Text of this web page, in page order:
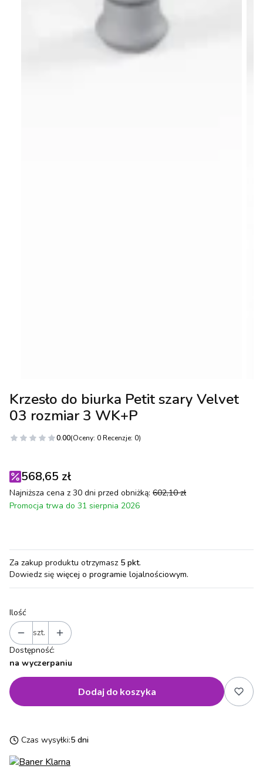
Krzesło do biurka Petit szary Velvet
03 rozmiar 3 WK+P
0.00(Oceny: 0 Recenzje: 0)
568,65 zł
Najniższa cena z 30 dni przed obniżką: 602,10 zł
Promocja trwa do 31 sierpnia 2026
Za zakup produktu otrzymasz 5 pkt.
Dowiedz się więcej o programie lojalnościowym.
Ilość
szt.
Dostępność:
na wyczerpaniu
Dodaj do koszyka
Czas wysyłki:5 dni